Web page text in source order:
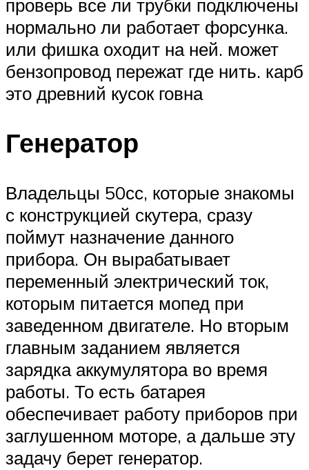
проверь все ли трубки подключены
нормально ли работает форсунка.
или фишка оходит на ней. может
бензопровод пережат где нить. карб
это древний кусок говна
Генератор
Владельцы 50сс, которые знакомы
с конструкцией скутера, сразу
поймут назначение данного
прибора. Он вырабатывает
переменный электрический ток,
которым питается мопед при
заведенном двигателе. Но вторым
главным заданием является
зарядка аккумулятора во время
работы. То есть батарея
обеспечивает работу приборов при
заглушенном моторе, а дальше эту
задачу берет генератор.